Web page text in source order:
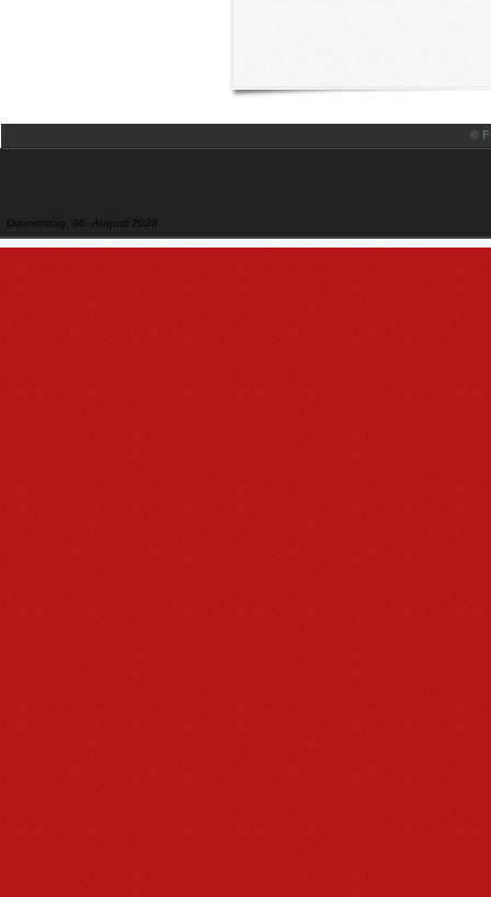
©
Donnerstag, 06. August 2026